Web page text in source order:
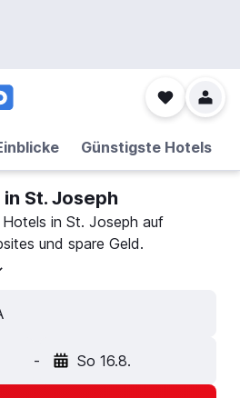
Günstigste Hotels
St. Joseph
in St. Joseph auf
und spare Geld.
- So 16.8.